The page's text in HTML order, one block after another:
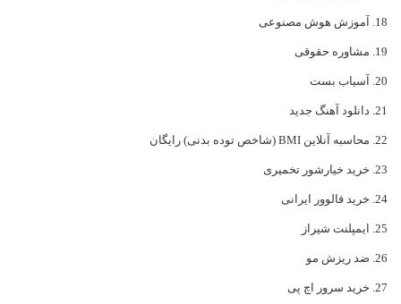
آموزش هوش مصنوعی
مشاوره حقوقی
آسیاب بست
دانلود آهنگ جدید
محاسبه آنلاین BMI (شاخص توده بدنی) رایگان
خرید خیارشور تخمیری
خرید فالوور ایرانی
ایمپلنت شیراز
ضد ریزش مو
خرید سرور اچ پی